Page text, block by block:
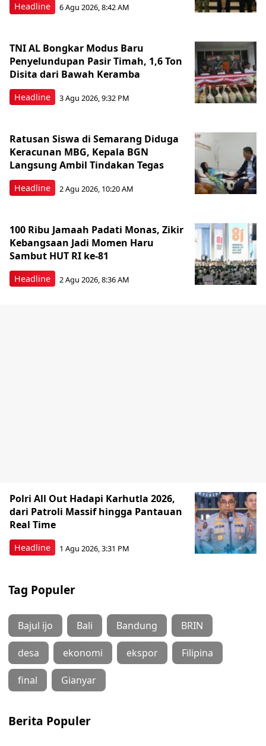
Headline 6 Agu 2026, 8:42 AM
Headline
TNI AL Bongkar Modus Baru
Penyelundupan Pasir Timah, 1,6 Ton
Disita dari Bawah Keramba
3 Agu 2026, 9:32 PM
Headline
Ratusan Siswa di Semarang Diduga
Keracunan MBG, Kepala BGN
Langsung Ambil Tindakan Tegas
2 Agu 2026, 10:20 AM
Headline
100 Ribu Jamaah Padati Monas, Zikir
Kebangsaan Jadi Momen Haru
Sambut HUT RI ke-81
2 Agu 2026, 8:36 AM
Headline
Polri All Out Hadapi Karhutla 2026,
dari Patroli Massif hingga Pantauan
Real Time
1 Agu 2026, 3:31 PM
Tag Populer
Bajul ijo Bali Bandung BRIN
desa ekonomi ekspor Filipina
final Gianyar
Berita Populer